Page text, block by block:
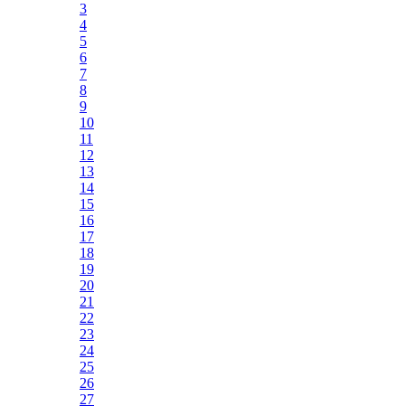
3
4
5
6
7
8
9
10
11
12
13
14
15
16
17
18
19
20
21
22
23
24
25
26
27